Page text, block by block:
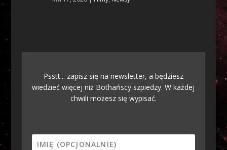
Psstt... zapisz się na newsletter, a będziesz
wiedzieć więcej niż Bothańscy szpiedzy. W każdej
chwili możesz się wypisać.